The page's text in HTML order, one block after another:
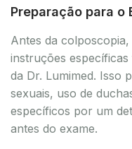
Preparação para o
Antes da
instruções
da Dr. Lumimed. Isso
sexuais, uso de
específicos por um
antes do exame.